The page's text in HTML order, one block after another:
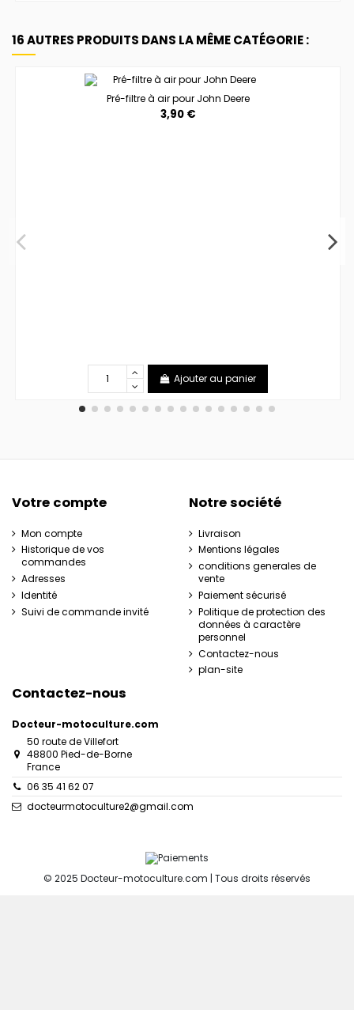
16 AUTRES PRODUITS DANS LA MÊME CATÉGORIE :
Pré-filtre à air pour John Deere
3,90 €
Ajouter au panier
Votre compte
Mon compte
Historique de vos
commandes
Adresses
Identité
Suivi de commande invité
Notre société
Livraison
Mentions légales
conditions generales de
vente
Paiement sécurisé
Politique de protection des
données à caractère
personnel
Contactez-nous
plan-site
Contactez-nous
Docteur-motoculture.com
50 route de Villefort
48800 Pied-de-Borne
France
06 35 41 62 07
docteurmotoculture2@gmail.com
© 2025 Docteur-motoculture.com | Tous droits réservés